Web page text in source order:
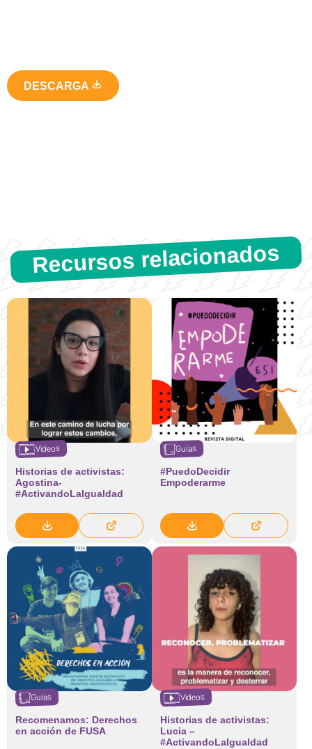
DESCARGA
Recursos relacionados
Videos
Historias de activistas:
Agostina-
#ActivandoLaIgualdad
Guías
#PuedoDecidir
Empoderarme
Guías
Recomenamos: Derechos
en acción de FUSA
Videos
Historias de activistas:
Lucia –
#ActivandoLaIgualdad